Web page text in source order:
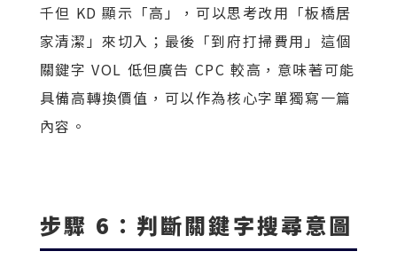
千但 KD 顯示「高」，可以思考改用「板橋居
家清潔」來切入；最後「到府打掃費用」這個
關鍵字 VOL 低但廣告 CPC 較高，意味著可能
具備高轉換價值，可以作為核心字單獨寫一篇
內容。
步驟 6：判斷關鍵字搜尋意圖